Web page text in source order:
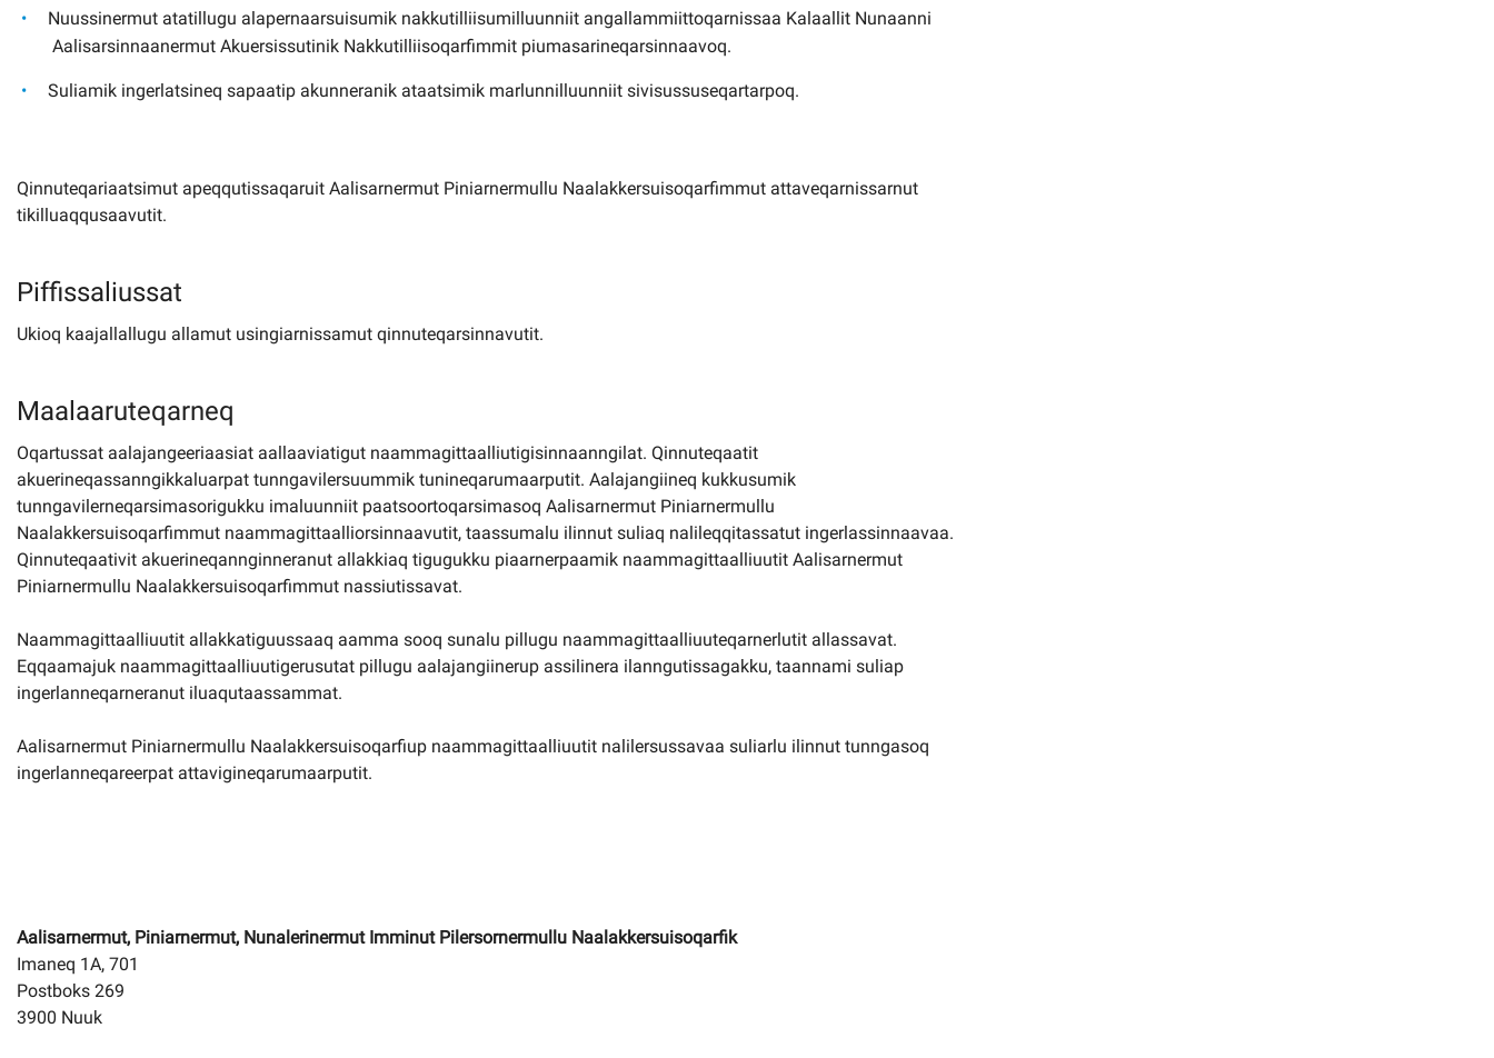
Nuussinermut atatillugu alapernaarsuisumik nakkutilliisumilluunniit angallammiittoqarnissaa Kalaallit Nunaanni
Aalisarsinnaanermut Akuersissutinik Nakkutilliisoqarfimmit piumasarineqarsinnaavoq.
Suliamik ingerlatsineq sapaatip akunneranik ataatsimik marlunnilluunniit sivisussuseqartarpoq.
Qinnuteqariaatsimut apeqqutissaqaruit Aalisarnermut Piniarnermullu Naalakkersuisoqarfimmut attaveqarnissarnut
tikilluaqqusaavutit.
Piffissaliussat
Ukioq kaajallallugu allamut usingiarnissamut qinnuteqarsinnavutit.
Maalaaruteqarneq
Oqartussat aalajangeeriaasiat aallaaviatigut naammagittaalliutigisinnaanngilat. Qinnuteqaatit
akuerineqassanngikkaluarpat tunngavilersuummik tunineqarumaarputit. Aalajangiineq kukkusumik
tunngavilerneqarsimasorigukku imaluunniit paatsoortoqarsimasoq Aalisarnermut Piniarnermullu
Naalakkersuisoqarfimmut naammagittaalliorsinnaavutit, taassumalu ilinnut suliaq nalileqqitassatut ingerlassinnaavaa.
Qinnuteqaativit akuerineqannginneranut allakkiaq tigugukku piaarnerpaamik naammagittaalliuutit Aalisarnermut
Piniarnermullu Naalakkersuisoqarfimmut nassiutissavat.
Naammagittaalliuutit allakkatiguussaaq aamma sooq sunalu pillugu naammagittaalliuuteqarnerlutit allassavat.
Eqqaamajuk naammagittaalliuutigerusutat pillugu aalajangiinerup assilinera ilanngutissagakku, taannami suliap
ingerlanneqarneranut iluaqutaassammat.
Aalisarnermut Piniarnermullu Naalakkersuisoqarfiup naammagittaalliuutit nalilersussavaa suliarlu ilinnut tunngasoq
ingerlanneqareerpat attavigineqarumaarputit.
Aalisarnermut, Piniarnermut, Nunalerinermut Imminut Pilersornermullu Naalakkersuisoqarfik
Imaneq 1A, 701
Postboks 269
3900 Nuuk